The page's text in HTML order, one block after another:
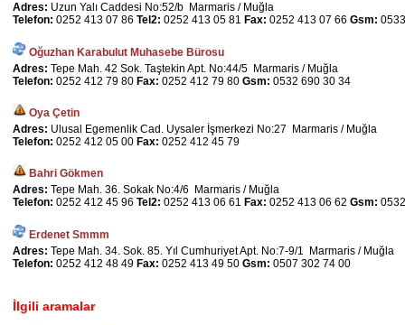
Adres: Uzun Yalı Caddesi No:52/b Marmaris / Muğla
Telefon: 0252 413 07 86 Tel2: 0252 413 05 81 Fax: 0252 413 07 66 Gsm:
Oğuzhan Karabulut Muhasebe Bürosu
Adres: Tepe Mah. 42 Sok. Taştekin Apt. No:44/5 Marmaris / Muğla
Telefon: 0252 412 79 80 Fax: 0252 412 79 80 Gsm: 0532 690 30 34
Oya Çetin
Adres: Ulusal Egemenlik Cad. Uysaler İşmerkezi No:27 Marmaris / Muğla
Telefon: 0252 412 05 00 Fax: 0252 412 45 79
Bahri Gökmen
Adres: Tepe Mah. 36. Sokak No:4/6 Marmaris / Muğla
Telefon: 0252 412 45 96 Tel2: 0252 413 06 61 Fax: 0252 413 06 62 Gsm:
Erdenet Smmm
Adres: Tepe Mah. 34. Sok. 85. Yıl Cumhuriyet Apt. No:7-9/1 Marmaris / Muğla
Telefon: 0252 412 48 49 Fax: 0252 413 49 50 Gsm: 0507 302 74 00
İlgili aramalar